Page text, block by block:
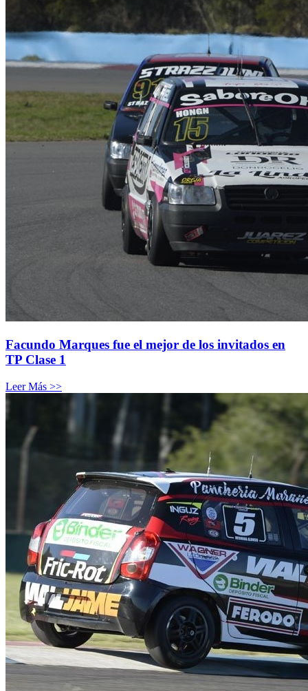
Facundo Marques fue el mejor de los invitados en
TP Clase 1
Leer Más >>